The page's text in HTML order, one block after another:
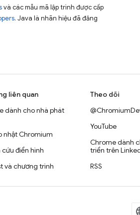
và các mẫu mã lập trình được cấp
. Java là nhãn hiệu đã đăng
liên quan
dành cho nhà phát
nhật Chromium
điển hình
và chương trình
Theo dõi
YouTube
Chrome dành
triển trên
RSS